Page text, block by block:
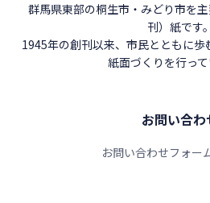
群馬県東部の桐生市・みどり市を
刊）紙です。
1945年の創刊以来、市民とともに
紙面づくりを行って
お問い合わ
お問い合わせフォー